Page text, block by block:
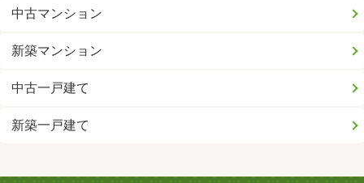
中古マンション
新築マンション
中古一戸建て
新築一戸建て